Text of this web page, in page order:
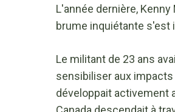
L'année dernière,
brume inquiétante s'est
Le militant de 23 ans
sensibiliser aux
développait activement